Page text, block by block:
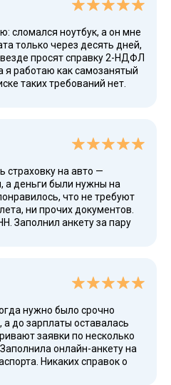
займ досрочно через
система
проценты. Очень удобно,
зайти в приложение и
буду рекомендовать
сломался ноутбук, а он мне
только через десять дней,
просят справку 2-НДФЛ
работаю как самозанятый
таких требований нет.
официально, имеет
федерального
всё четко прописано:
Никаких скрытых
история не
для тех, кому нужны
бюрократии.
страховку на авто —
а деньги были нужны на
что не требуют
ни прочих документов.
Заполнил анкету за пару
дату платежа и сумму к
появилась
досрочно, система
за фактические дни
получилась
буду обращаться снова,
расходы.
нужно было срочно
а до зарплаты оставалась
заявки по несколько
онлайн-анкету на
Никаких справок о